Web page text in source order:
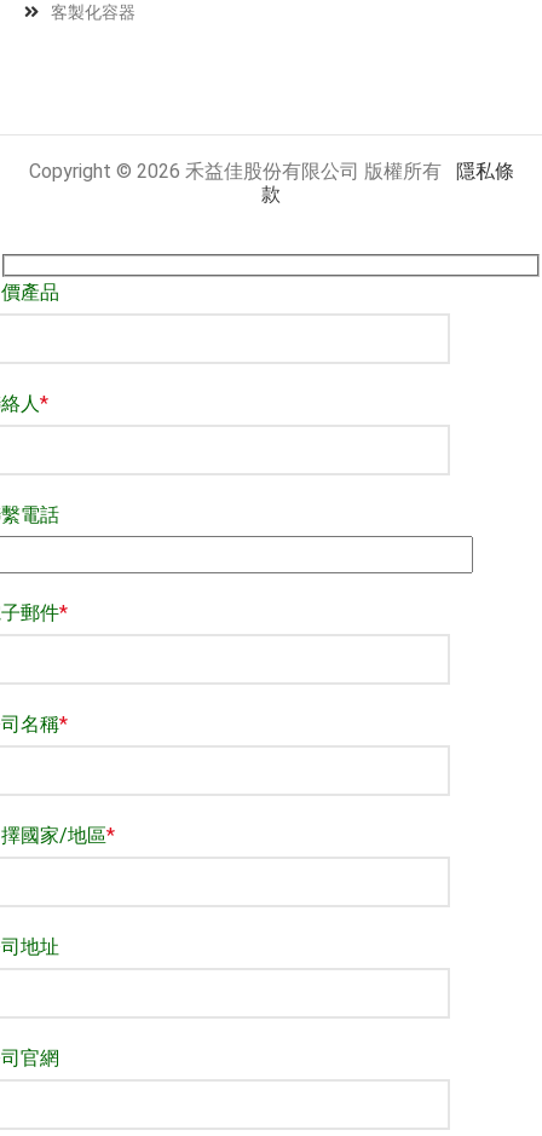
客製化容器
Copyright © 2026 禾益佳股份有限公司 版權所有 隱私條
款
產品
人*
電話
郵件*
名稱*
國家/地區*
地址
官網